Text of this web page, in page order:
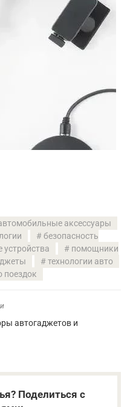
аксессуары
безопасность
помощники
технологии авто
поездок
автогаджетов и
Поделиться с